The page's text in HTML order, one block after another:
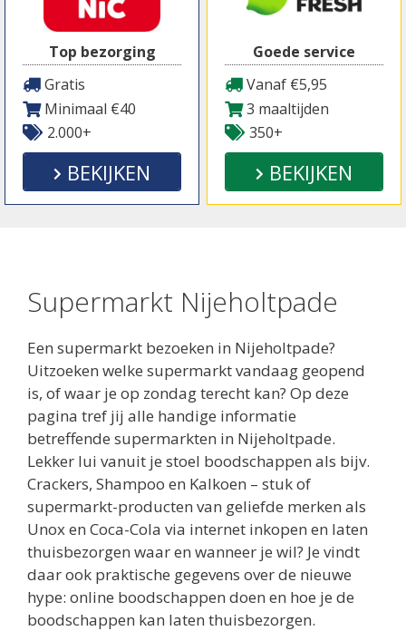
Top bezorging
Gratis
Minimaal €40
2.000+
BEKIJKEN
Goede service
Vanaf €5,95
3 maaltijden
350+
BEKIJKEN
Supermarkt Nijeholtpade
Een supermarkt bezoeken in Nijeholtpade?
Uitzoeken welke supermarkt vandaag geopend
is, of waar je op zondag terecht kan? Op deze
pagina tref jij alle handige informatie
betreffende supermarkten in Nijeholtpade.
Lekker lui vanuit je stoel boodschappen als bijv.
Crackers, Shampoo en Kalkoen – stuk of
supermarkt-producten van geliefde merken als
Unox en Coca-Cola via internet inkopen en laten
thuisbezorgen waar en wanneer je wil? Je vindt
daar ook praktische gegevens over de nieuwe
hype: online boodschappen doen en hoe je de
boodschappen kan laten thuisbezorgen.